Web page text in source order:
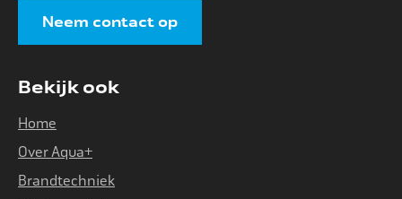
Neem contact op
Bekijk ook
Home
Over Aqua+
Brandtechniek